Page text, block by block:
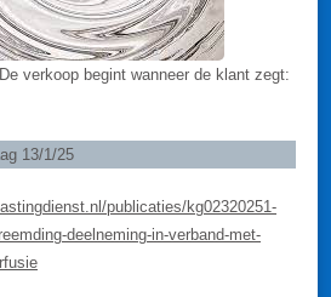
verkoop begint wanneer de klant zegt:
13/1/25
publicaties/kg02320251-
deelneming-in-verband-met-